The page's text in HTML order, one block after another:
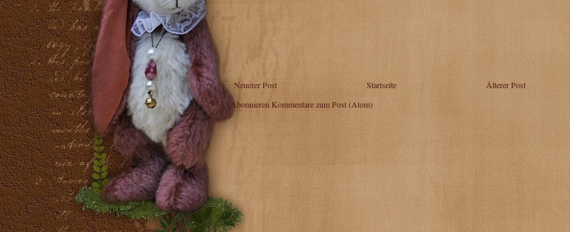
Neuerer Post Älterer Post
Startseite
Abonnieren Kommentare zum Post (Atom)